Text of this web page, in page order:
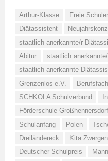
Arthur-Klasse Freie
Diätassistent
staatlich anerkannte/r
Abitur
staatlich
staatlich anerkannte
Grenzenlos e.V.
SCHKOLA Schulverbund
Förderschule Großhennersdorf
Schulanfang
Polen
Dreiländereck
Kita
Deutscher Schulpreis